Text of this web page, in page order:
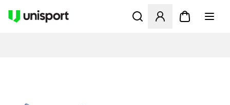
Åbner en Modal til at